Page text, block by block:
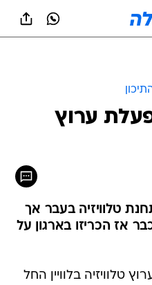
ערוץ
טלוויזיה בעבר אך
אז הכריזו בארגון על
טלוויזיה בלוויין החל